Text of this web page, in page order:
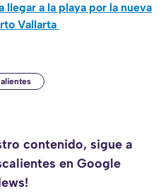
a la playa por la nueva
Vallarta
contenido, sigue a
en Google